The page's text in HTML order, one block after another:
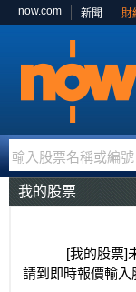
now.com 新聞 財
輸入股票名稱或編號
我的股票
[我的股票]
請到即時報價輸入